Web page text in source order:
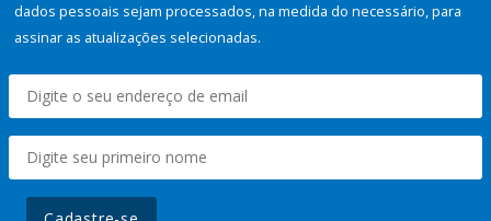
dados pessoais sejam processados, na medida do necessário, para
assinar as atualizações selecionadas.